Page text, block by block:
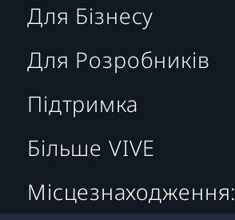
Для Бізнесу
Для Розробників
Підтримка
Більше VIVE
Місцезнаходження: